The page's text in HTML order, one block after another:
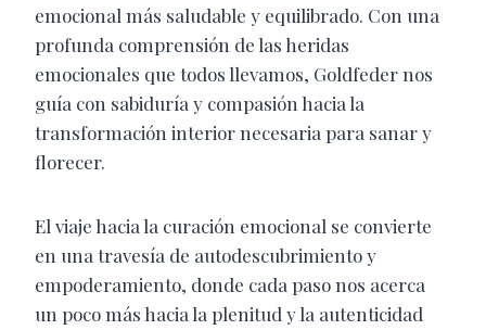
emocional más saludable y equilibrado. Con una
profunda comprensión de las heridas
emocionales que todos llevamos, Goldfeder nos
guía con sabiduría y compasión hacia la
transformación interior necesaria para sanar y
florecer.
El viaje hacia la curación emocional se convierte
en una travesía de autodescubrimiento y
empoderamiento, donde cada paso nos acerca
un poco más hacia la plenitud y la autenticidad